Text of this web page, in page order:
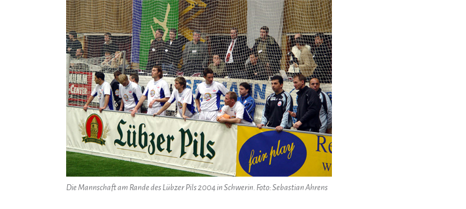
Die Mannschaft am Rande des Lübzer Pils 2004 in Schwerin. Foto: Sebastian Ahrens